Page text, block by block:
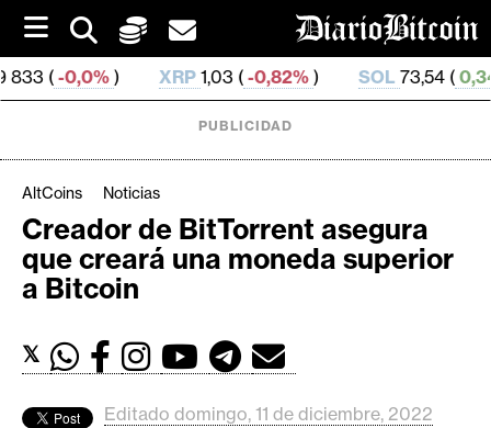
i
p
t
o
XRP1,03 (-0,82%) SOL73,54 ( 0,34%) TRX
C
r
i
M
PUBLICIDAD
AltCoins Noticias
Creador de BitTorrent asegura
que creará una moneda superior
a Bitcoin
𝕏
Editado domingo, 11 de diciembre, 2022